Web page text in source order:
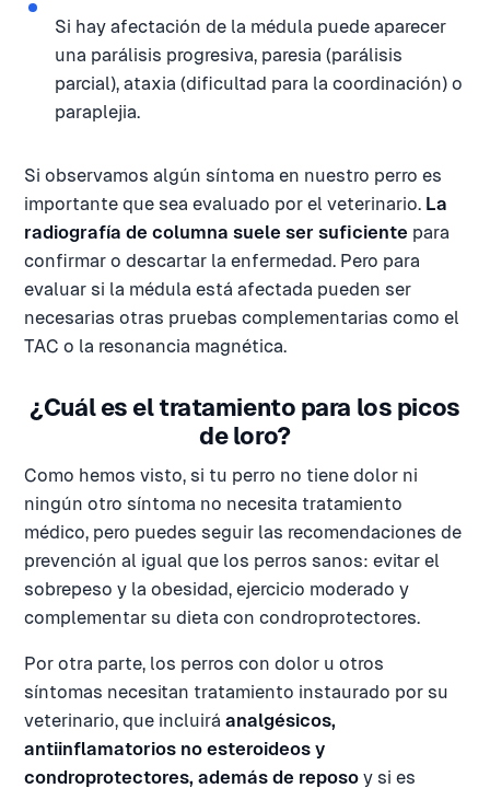
Si hay afectación de la médula puede aparecer
una parálisis progresiva, paresia (parálisis
parcial), ataxia (dificultad para la coordinación) o
paraplejia.
Si observamos algún síntoma en nuestro perro es
importante que sea evaluado por el veterinario. La
radiografía de columna suele ser suficiente para
confirmar o descartar la enfermedad. Pero para
evaluar si la médula está afectada pueden ser
necesarias otras pruebas complementarias como el
TAC o la resonancia magnética.
¿Cuál es el tratamiento para los picos
de loro?
Como hemos visto, si tu perro no tiene dolor ni
ningún otro síntoma no necesita tratamiento
médico, pero puedes seguir las recomendaciones de
prevención al igual que los perros sanos: evitar el
sobrepeso y la obesidad, ejercicio moderado y
complementar su dieta con condroprotectores.
Por otra parte, los perros con dolor u otros
síntomas necesitan tratamiento instaurado por su
veterinario, que incluirá analgésicos,
antiinflamatorios no esteroideos y
condroprotectores, además de reposo y si es